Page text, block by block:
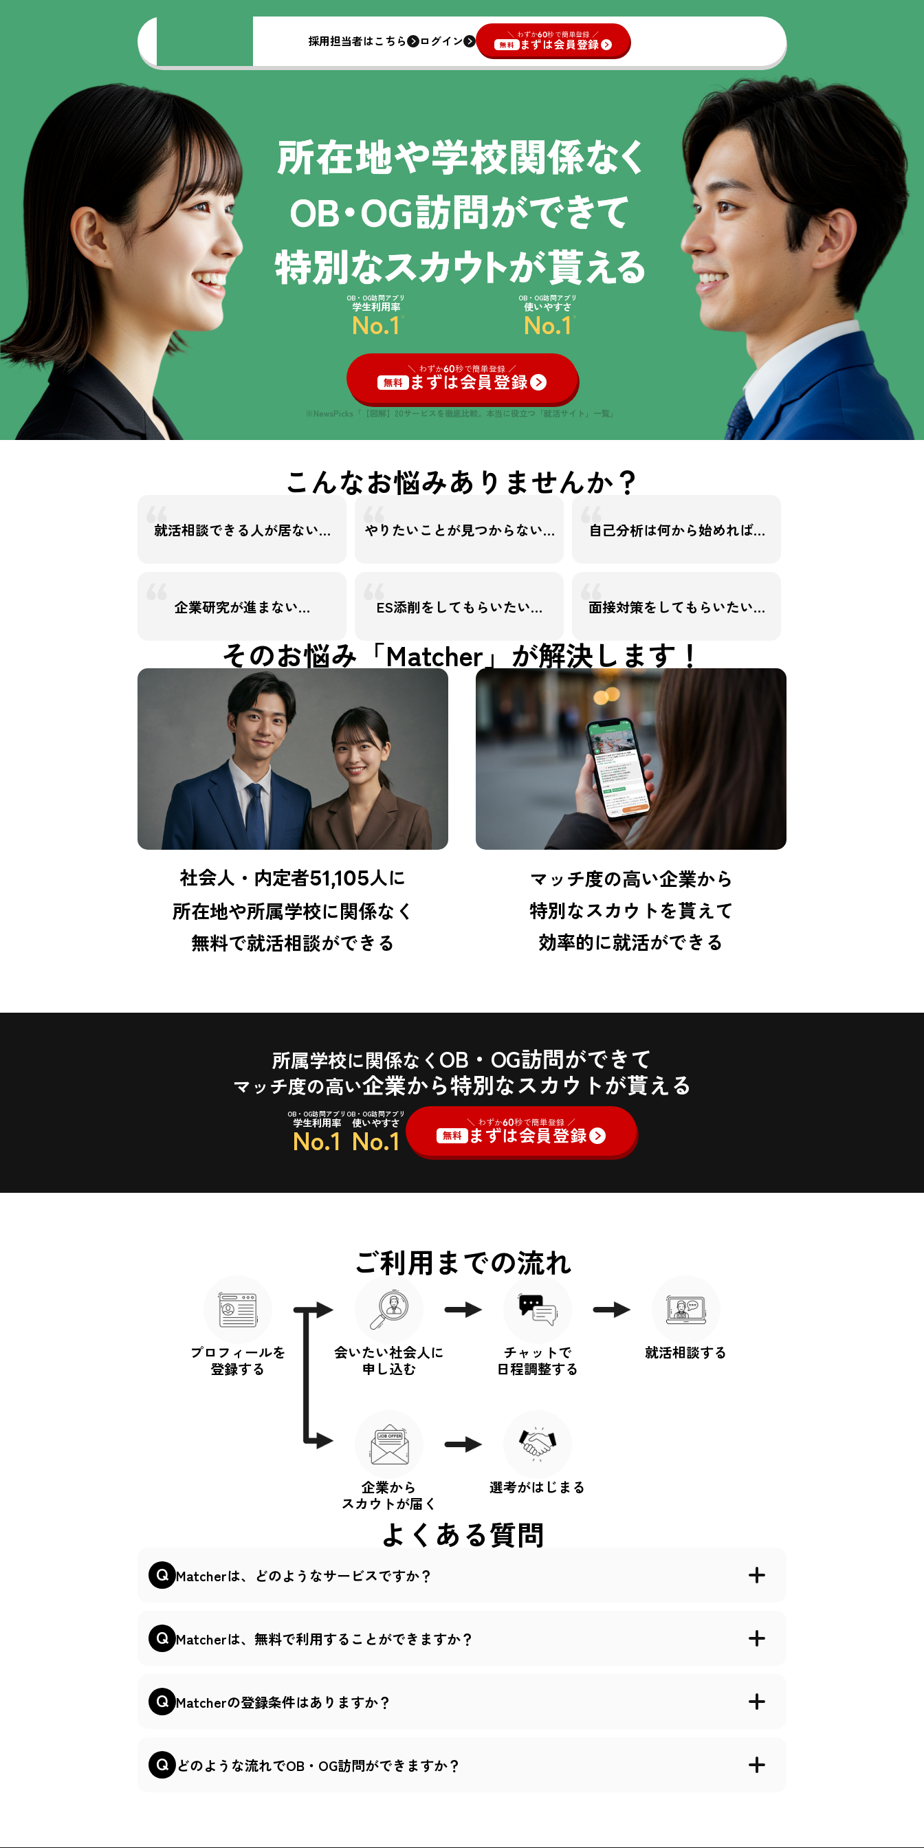
採用担当者はこちら ログイン ＼ わずか60秒で簡単登録 ／
無料 まずは会員登録
OB・OG訪問アプリ
学生利用率
No.1 ※
OB・OG訪問アプリ
使いやすさ
No.1 ※
＼ わずか60秒で簡単登録 ／
無料 まずは会員登録
※NewsPicks「【図解】20サービスを徹底比較。 本当に役立つ「就活サイト」一覧」
こんなお悩みありませんか？
就活相談できる人が居ない… やりたいことが見つからない… 自己分析は何から始めれば…
企業研究が進まない… ES添削をしてもらいたい… 面接対策をしてもらいたい…
そのお悩み 「Matcher」が解決します！
社会人・内定者51,105人に
所在地や所属学校に関係なく
無料で就活相談ができる
マッチ度の高い企業から
特別なスカウトを貰えて
効率的に就活ができる
所属学校に関係なく OB・OG訪問ができて
マッチ度の高い企業から特別なスカウトが貰える
OB・OG訪問アプリ
学生利用率
No.1
OB・OG訪問アプリ
使いやすさ
No.1 ＼ わずか60秒で簡単登録 ／
無料 まずは会員登録
ご利用までの流れ
プロフィールを
登録する
会いたい社会人に
申し込む
企業から
スカウトが届く
チャットで
日程調整する
選考がはじまる
就活相談する
よくある質問
Matcherは、どのようなサービスですか？
Matcherは、無料で利用することができますか？
Matcherの登録条件はありますか？
どのような流れでOB・OG訪問ができますか？